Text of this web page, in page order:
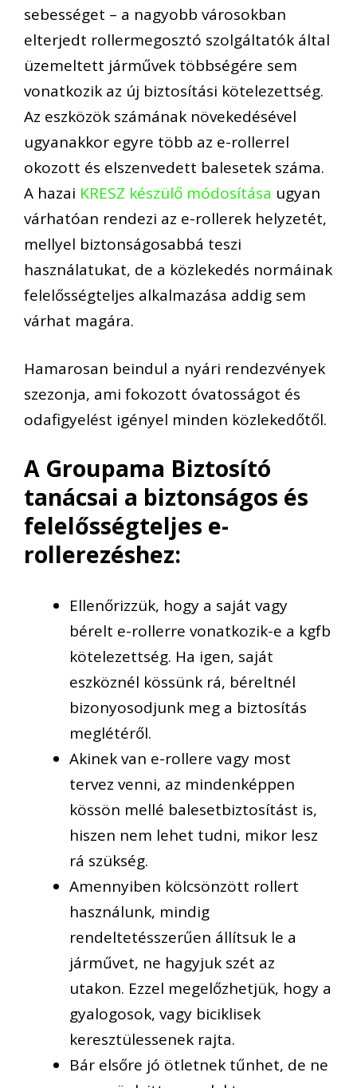
sebességet – a nagyobb városokban
elterjedt rollermegosztó szolgáltatók által
üzemeltett járművek többségére sem
vonatkozik az új biztosítási kötelezettség.
Az eszközök számának növekedésével
ugyanakkor egyre több az e-rollerrel
okozott és elszenvedett balesetek száma.
A hazai KRESZ készülő módosítása ugyan
várhatóan rendezi az e-rollerek helyzetét,
mellyel biztonságosabbá teszi
használatukat, de a közlekedés normáinak
felelősségteljes alkalmazása addig sem
várhat magára.
Hamarosan beindul a nyári rendezvények
szezonja, ami fokozott óvatosságot és
odafigyelést igényel minden közlekedőtől.
A Groupama Biztosító
tanácsai a biztonságos és
felelősségteljes e-
rollerezéshez:
Ellenőrizzük, hogy a saját vagy
bérelt e-rollerre vonatkozik-e a kgfb
kötelezettség. Ha igen, saját
eszköznél kössünk rá, béreltnél
bizonyosodjunk meg a biztosítás
meglétéről.
Akinek van e-rollere vagy most
tervez venni, az mindenképpen
kössön mellé balesetbiztosítást is,
hiszen nem lehet tudni, mikor lesz
rá szükség.
Amennyiben kölcsönzött rollert
használunk, mindig
rendeltetésszerűen állítsuk le a
járművet, ne hagyjuk szét az
utakon. Ezzel megelőzhetjük, hogy a
gyalogosok, vagy biciklisek
keresztülessenek rajta.
Bár elsőre jó ötletnek tűnhet, de ne